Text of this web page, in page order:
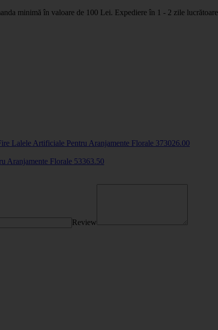
minimă în valoare de 100 Lei. Expediere în 1 - 2 zile
Lalele Artificiale Pentru Aranjamente Florale 373026.00
Aranjamente Florale 53363.50
Review